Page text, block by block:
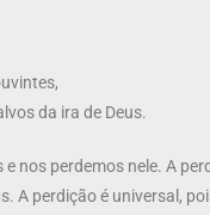
da ira de Deus.
nos perdemos nele. A
A perdição é universal,